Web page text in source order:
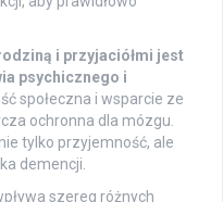
i przyjaciółmi jest
psychicznego i
społeczna i wsparcie ze
ochronna dla mózgu.
tylko przyjemność, ale
demencji.
szereg różnych